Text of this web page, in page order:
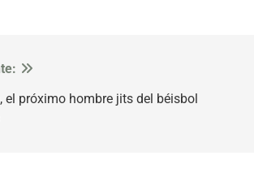
el próximo hombre jits del béisbol